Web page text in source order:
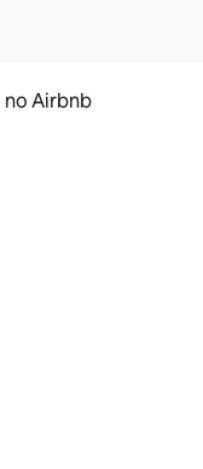
no Airbnb